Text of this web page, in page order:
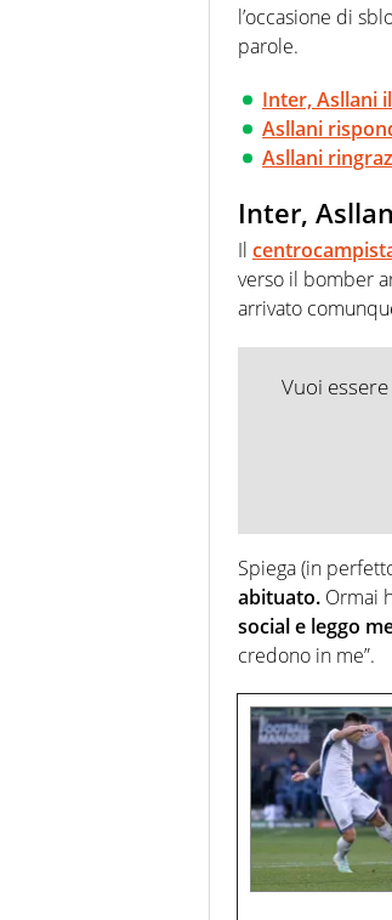
l’occasione di
parole.
Inter, Asllani
Asllani
Asllani
Inter,
Il
verso il bomber
arrivato
Vuoi
Spiega (in
abituato. Ormai
social e leggo
credono in me”.